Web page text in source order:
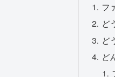
フ
ど
ど
ど